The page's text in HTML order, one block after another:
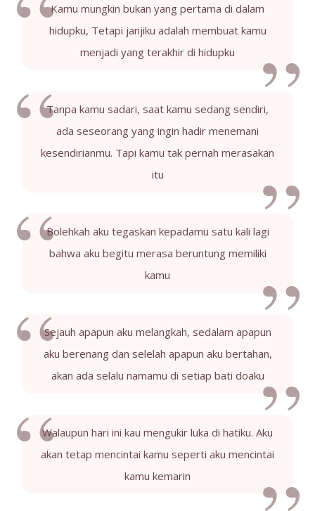
Kamu mungkin bukan yang pertama di dalam
hidupku, Tetapi janjiku adalah membuat kamu
menjadi yang terakhir di hidupku
Tanpa kamu sadari, saat kamu sedang sendiri,
ada seseorang yang ingin hadir menemani
kesendirianmu. Tapi kamu tak pernah merasakan
itu
Bolehkah aku tegaskan kepadamu satu kali lagi
bahwa aku begitu merasa beruntung memiliki
kamu
Sejauh apapun aku melangkah, sedalam apapun
aku berenang dan selelah apapun aku bertahan,
akan ada selalu namamu di setiap bati doaku
Walaupun hari ini kau mengukir luka di hatiku. Aku
akan tetap mencintai kamu seperti aku mencintai
kamu kemarin